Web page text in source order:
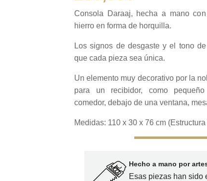
Consola Daraaj, hecha a mano
hierro en forma de horquilla.
Los signos de desgaste y el tono
que cada pieza sea única.
Un elemento muy decorativo por la
para un recibidor, como
comedor, debajo de una ventana,
Medidas: 110 x 30 x 76 cm
Hecho a mano por
Esas piezas han sido